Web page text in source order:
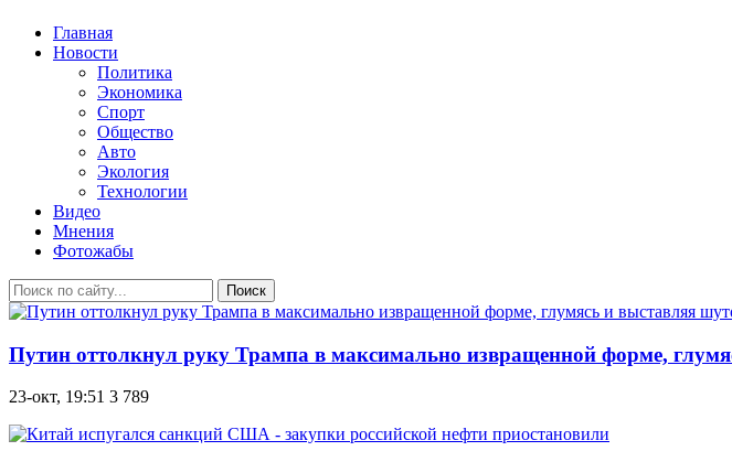
Главная
Новости
Политика
Экономика
Спорт
Общество
Авто
Экология
Технологии
Видео
Мнения
Фотожабы
Поиск
Путин оттолкнул руку Трампа в максимально извращенной форме,
23-окт, 19:51 3 789